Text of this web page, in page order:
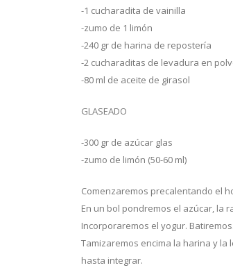
-1 cucharadita de vainilla
-zumo de 1 limón
-240 gr de harina de repostería
-2 cucharaditas de levadura en
-80 ml de aceite de girasol
GLASEADO
-300 gr de azúcar glas
-zumo de limón (50-60 ml)
Comenzaremos precalentando el
En un bol pondremos el azúcar, la
Incorporaremos el yogur.
Tamizaremos encima la harina y
hasta integrar.